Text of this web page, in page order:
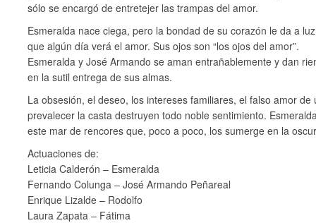
sólo se encargó de entretejer las trampas del amor.
Esmeralda nace ciega, pero la bondad de su corazón le da a
que algún día verá el amor. Sus ojos son “los ojos del amor”.
Esmeralda y José Armando se aman entrañablemente y dan
en la sutil entrega de sus almas.
La obsesión, el deseo, los intereses familiares, el falso amor
prevalecer la casta destruyen todo noble sentimiento.
este mar de rencores que, poco a poco, los sumerge en la
Actuaciones de:
Leticia Calderón – Esmeralda
Fernando Colunga – José Armando Peñareal
Enrique Lizalde – Rodolfo
Laura Zapata – Fátima